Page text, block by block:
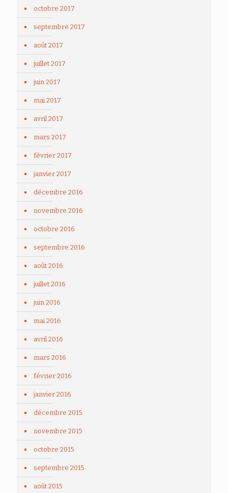
octobre 2017
septembre 2017
août 2017
juillet 2017
juin 2017
mai 2017
avril 2017
mars 2017
février 2017
janvier 2017
décembre 2016
novembre 2016
octobre 2016
septembre 2016
août 2016
juillet 2016
juin 2016
mai 2016
avril 2016
mars 2016
février 2016
janvier 2016
décembre 2015
novembre 2015
octobre 2015
septembre 2015
août 2015